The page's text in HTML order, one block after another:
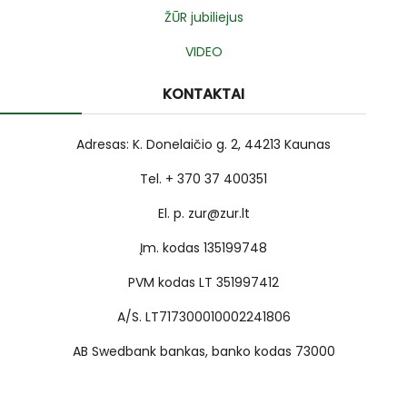
ŽŪR jubiliejus
VIDEO
KONTAKTAI
Adresas: K. Donelaičio g. 2, 44213 Kaunas
Tel. + 370 37 400351
El. p. zur@zur.lt
Įm. kodas 135199748
PVM kodas LT 351997412
A/S. LT717300010002241806
AB Swedbank bankas, banko kodas 73000